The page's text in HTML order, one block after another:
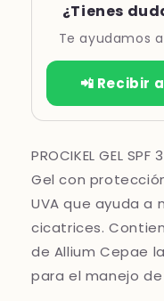
¿Tienes
Te ayudamos
📲 Recibir
PROCIKEL GEL SPF
Gel con
UVA que ayuda a
cicatrices.
de Allium Cepae
para el manejo